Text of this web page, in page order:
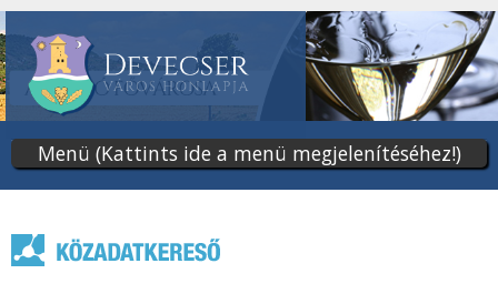
tartalomra
Menü (Kattints ide a menü megjelenítéséhez!)